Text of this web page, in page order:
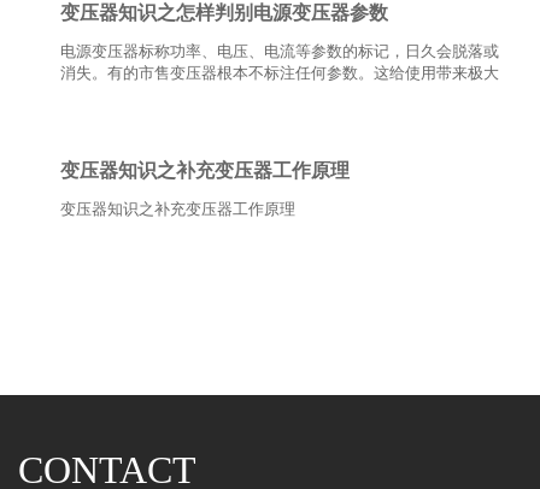
变压器知识之怎样判别电源变压器参数
电源变压器标称功率、电压、电流等参数的标记，日久会脱落或
消失。有的市售变压器根本不标注任何参数。这给使用带来极大
变压器知识之补充变压器工作原理
变压器知识之补充变压器工作原理
CONTACT